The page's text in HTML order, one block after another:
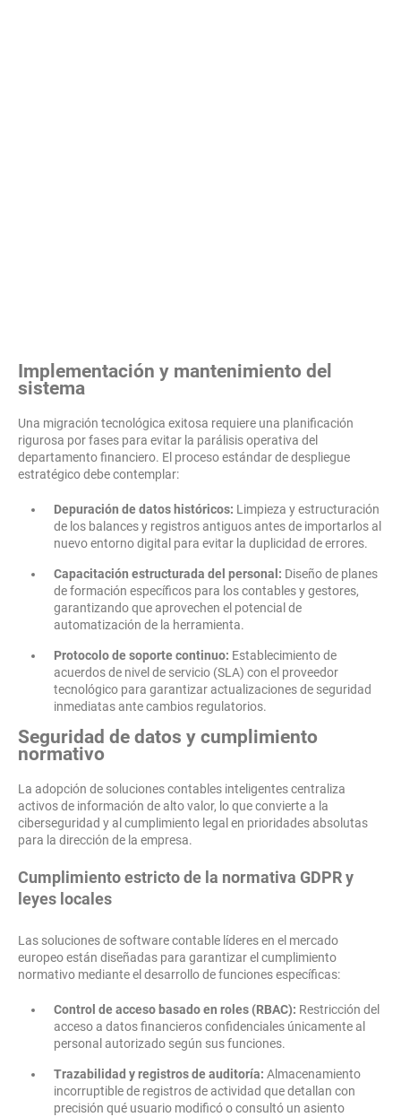
Implementación y mantenimiento del
sistema
Una migración tecnológica exitosa requiere una planificación
rigurosa por fases para evitar la parálisis operativa del
departamento financiero. El proceso estándar de despliegue
estratégico debe contemplar:
Depuración de datos históricos: Limpieza y estructuración
de los balances y registros antiguos antes de importarlos al
nuevo entorno digital para evitar la duplicidad de errores.
Capacitación estructurada del personal: Diseño de planes
de formación específicos para los contables y gestores,
garantizando que aprovechen el potencial de
automatización de la herramienta.
Protocolo de soporte continuo: Establecimiento de
acuerdos de nivel de servicio (SLA) con el proveedor
tecnológico para garantizar actualizaciones de seguridad
inmediatas ante cambios regulatorios.
Seguridad de datos y cumplimiento
normativo
La adopción de soluciones contables inteligentes centraliza
activos de información de alto valor, lo que convierte a la
ciberseguridad y al cumplimiento legal en prioridades absolutas
para la dirección de la empresa.
Cumplimiento estricto de la normativa GDPR y
leyes locales
Las soluciones de software contable líderes en el mercado
europeo están diseñadas para garantizar el cumplimiento
normativo mediante el desarrollo de funciones específicas:
Control de acceso basado en roles (RBAC): Restricción del
acceso a datos financieros confidenciales únicamente al
personal autorizado según sus funciones.
Trazabilidad y registros de auditoría: Almacenamiento
incorruptible de registros de actividad que detallan con
precisión qué usuario modificó o consultó un asiento